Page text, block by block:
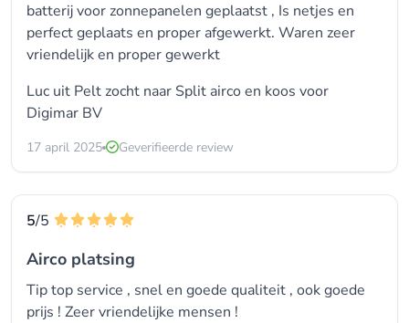
batterij voor zonnepanelen geplaatst , Is netjes en
perfect geplaats en proper afgewerkt. Waren zeer
vriendelijk en proper gewerkt
Luc uit Pelt zocht naar Split airco en koos voor
Digimar BV
17 april 2025 Geverifieerde review
5/5
Airco platsing
Tip top service , snel en goede qualiteit , ook goede
prijs ! Zeer vriendelijke mensen !